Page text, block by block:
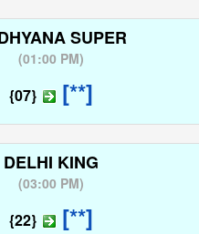
SUPER
(01:00 PM)
{07} [**]
DELHI KING
(03:00 PM)
{22} [**]